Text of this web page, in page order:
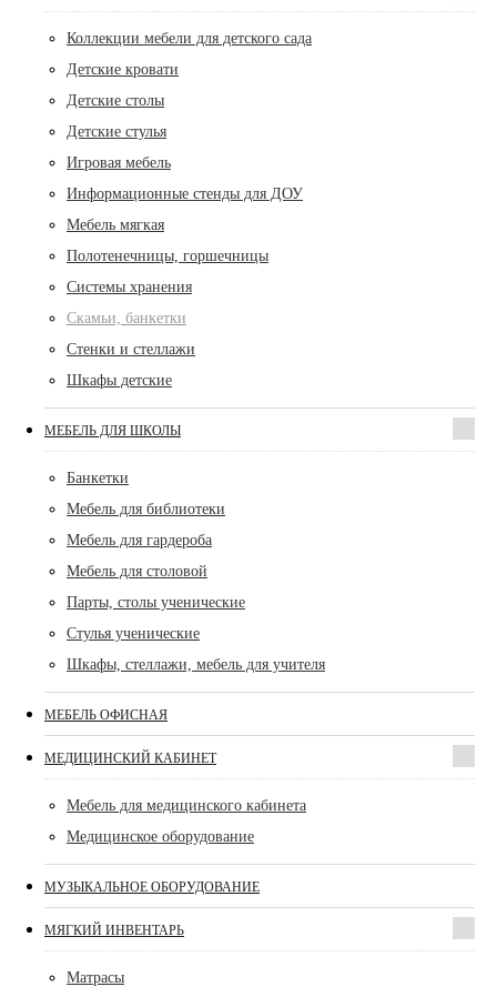
Коллекции мебели для детского сада
Детские кровати
Детские столы
Детские стулья
Игровая мебель
Информационные стенды для ДОУ
Мебель мягкая
Полотенечницы, горшечницы
Системы хранения
Скамьи, банкетки
Стенки и стеллажи
Шкафы детские
МЕБЕЛЬ ДЛЯ ШКОЛЫ
Банкетки
Мебель для библиотеки
Мебель для гардероба
Мебель для столовой
Парты, столы ученические
Стулья ученические
Шкафы, стеллажи, мебель для учителя
МЕБЕЛЬ ОФИСНАЯ
МЕДИЦИНСКИЙ КАБИНЕТ
Мебель для медицинского кабинета
Медицинское оборудование
МУЗЫКАЛЬНОЕ ОБОРУДОВАНИЕ
МЯГКИЙ ИНВЕНТАРЬ
Матрасы